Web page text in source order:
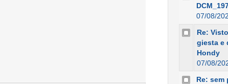
07/08/
Re:
giesta e
Hondy
07/08/
Re: sem